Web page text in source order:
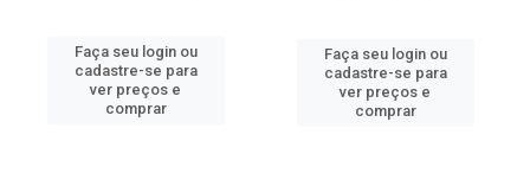
Faça seu login ou
cadastre-se para
ver preços e
comprar
Faça seu login ou
cadastre-se para
ver preços e
comprar